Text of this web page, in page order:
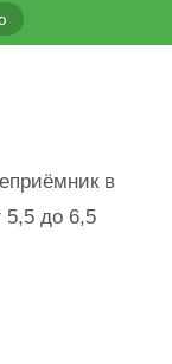
в
5,5 до 6,5